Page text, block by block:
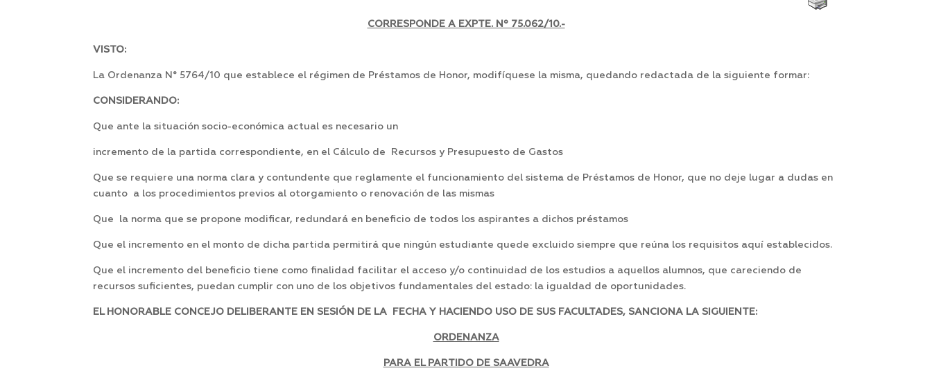
CORRESPONDE A EXPTE. Nº 75.062/10.-
VISTO:
La Ordenanza N° 5764/10 que establece el régimen de Préstamos de Honor, modifíquese la misma, quedando redactada de la siguiente formar:
CONSIDERANDO:
Que ante la situación socio-económica actual es necesario un
incremento de la partida correspondiente, en el Cálculo de Recursos y Presupuesto de Gastos
Que se requiere una norma clara y contundente que reglamente el funcionamiento del sistema de Préstamos de Honor, que no deje lugar a dudas en
cuanto a los procedimientos previos al otorgamiento o renovación de las mismas
Que la norma que se propone modificar, redundará en beneficio de todos los aspirantes a dichos préstamos
Que el incremento en el monto de dicha partida permitirá que ningún estudiante quede excluido siempre que reúna los requisitos aquí establecidos.
Que el incremento del beneficio tiene como finalidad facilitar el acceso y/o continuidad de los estudios a aquellos alumnos, que careciendo de
recursos suficientes, puedan cumplir con uno de los objetivos fundamentales del estado: la igualdad de oportunidades.
EL HONORABLE CONCEJO DELIBERANTE EN SESIÓN DE LA FECHA Y HACIENDO USO DE SUS FACULTADES, SANCIONA LA SIGUIENTE:
ORDENANZA
PARA EL PARTIDO DE SAAVEDRA